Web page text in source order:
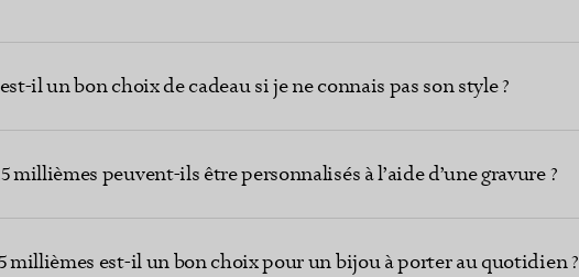
il un bon choix de cadeau si je ne connais pas son style ?
millièmes peuvent-ils être personnalisés à l’aide d’une gravure ?
millièmes est-il un bon choix pour un bijou à porter au quotidien ?